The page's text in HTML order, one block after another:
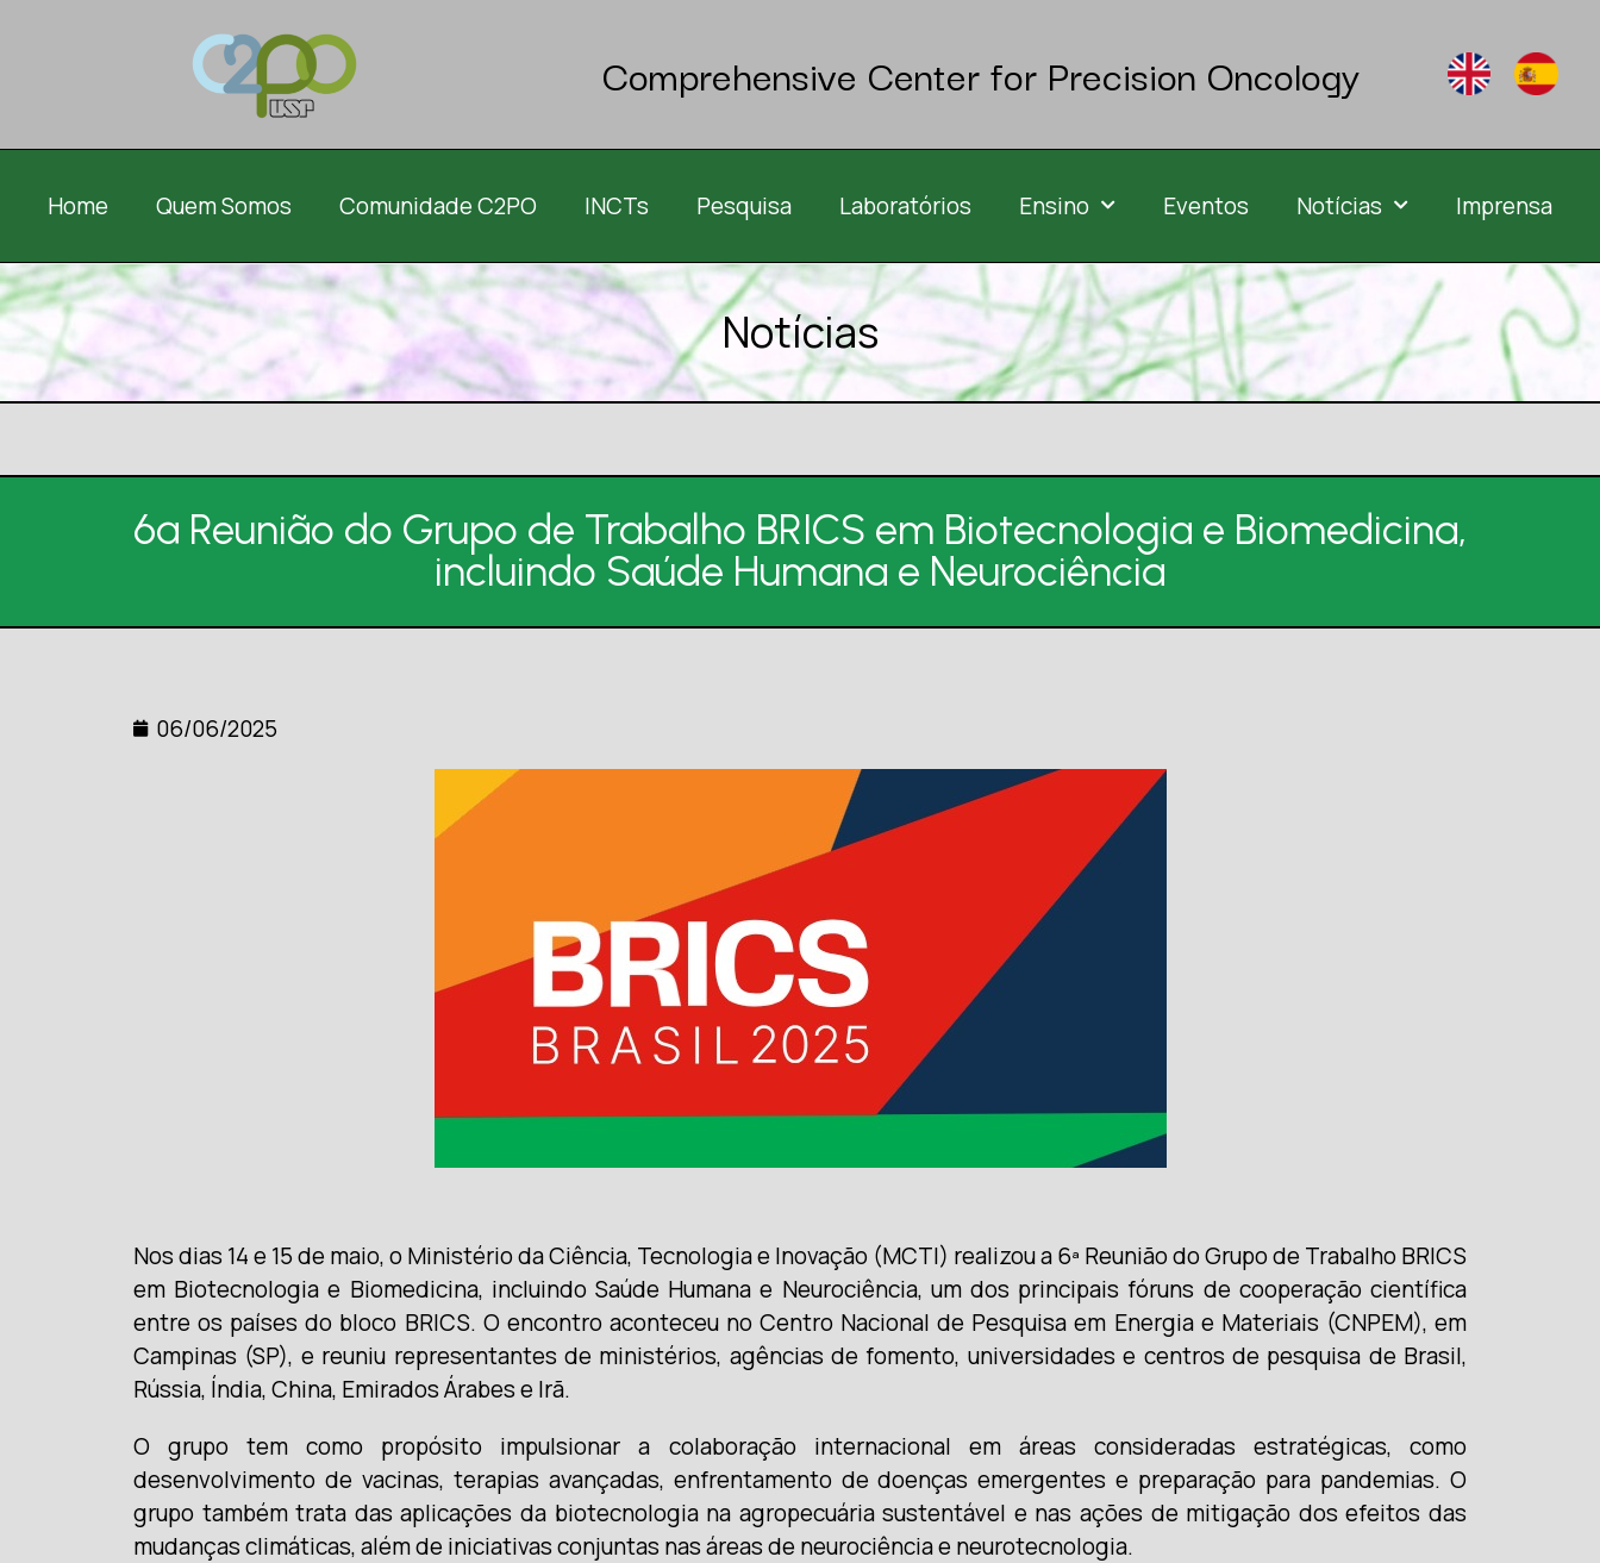
Comprehensive Center for Precision Oncology
Home Quem Somos Comunidade C2PO INCTs Pesquisa Laboratórios Ensino Eventos Notícias Imprensa
Notícias
6ª Reunião do Grupo de Trabalho BRICS em Biotecnologia e Biomedicina,
incluindo Saúde Humana e Neurociência
06/06/2025
Nos dias 14 e 15 de maio, o Ministério da Ciência, Tecnologia e Inovação (MCTI) realizou a 6ª Reunião do Grupo de Trabalho BRICS
em Biotecnologia e Biomedicina, incluindo Saúde Humana e Neurociência, um dos principais fóruns de cooperação científica
entre os países do bloco BRICS. O encontro aconteceu no Centro Nacional de Pesquisa em Energia e Materiais (CNPEM), em
Campinas (SP), e reuniu representantes de ministérios, agências de fomento, universidades e centros de pesquisa de Brasil,
Rússia, Índia, China, Emirados Árabes e Irã.
O grupo tem como propósito impulsionar a colaboração internacional em áreas consideradas estratégicas, como
desenvolvimento de vacinas, terapias avançadas, enfrentamento de doenças emergentes e preparação para pandemias. O
grupo também trata das aplicações da biotecnologia na agropecuária sustentável e nas ações de mitigação dos efeitos das
mudanças climáticas, além de iniciativas conjuntas nas áreas de neurociência e neurotecnologia.